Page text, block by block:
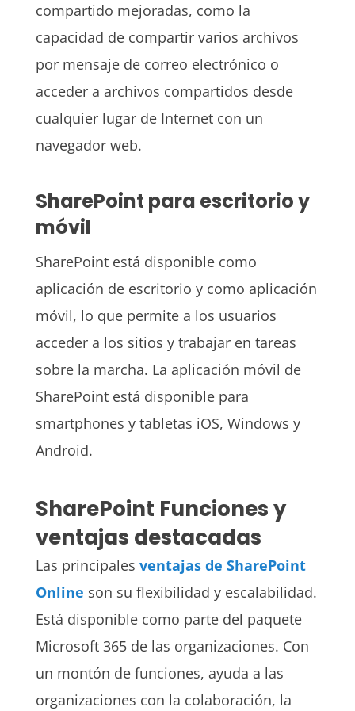
compartido mejoradas, como la
capacidad de compartir varios archivos
por mensaje de correo electrónico o
acceder a archivos compartidos desde
cualquier lugar de Internet con un
navegador web.
SharePoint para escritorio y
móvil
SharePoint está disponible como
aplicación de escritorio y como aplicación
móvil, lo que permite a los usuarios
acceder a los sitios y trabajar en tareas
sobre la marcha. La aplicación móvil de
SharePoint está disponible para
smartphones y tabletas iOS, Windows y
Android.
SharePoint Funciones y
ventajas destacadas
Las principales ventajas de SharePoint
Online son su flexibilidad y escalabilidad.
Está disponible como parte del paquete
Microsoft 365 de las organizaciones. Con
un montón de funciones, ayuda a las
organizaciones con la colaboración, la